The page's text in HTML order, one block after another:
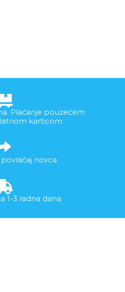
Plaćanje pouzećem
karticom
novca
1-3 radna dana